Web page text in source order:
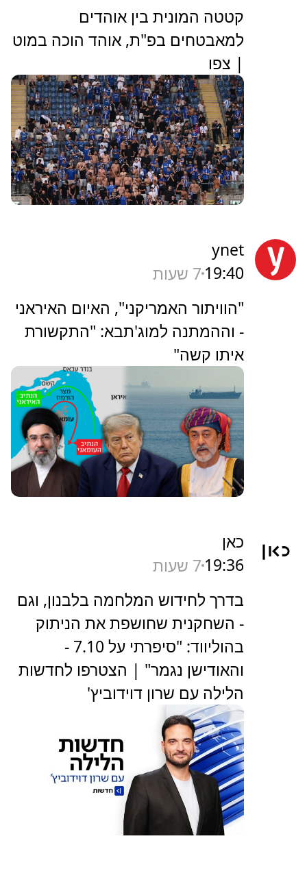
קטטה המונית בין אוהדים
למאבטחים בפ"ת, אוהד הוכה במוט
| צפו
ynet
19:40 7 שעות
"הוויתור האמריקני", האיום האיראני
- וההמתנה למוג'תבא: "התקשורת
איתו קשה"
כאן
19:36 7 שעות
בדרך לחידוש המלחמה בלבנון, וגם
- השחקנית שחושפת את הניתוק
בהוליווד: "סיפרתי על 7.10 -
והאודישן נגמר" | הצטרפו לחדשות
הלילה עם שרון דוידוביץ'